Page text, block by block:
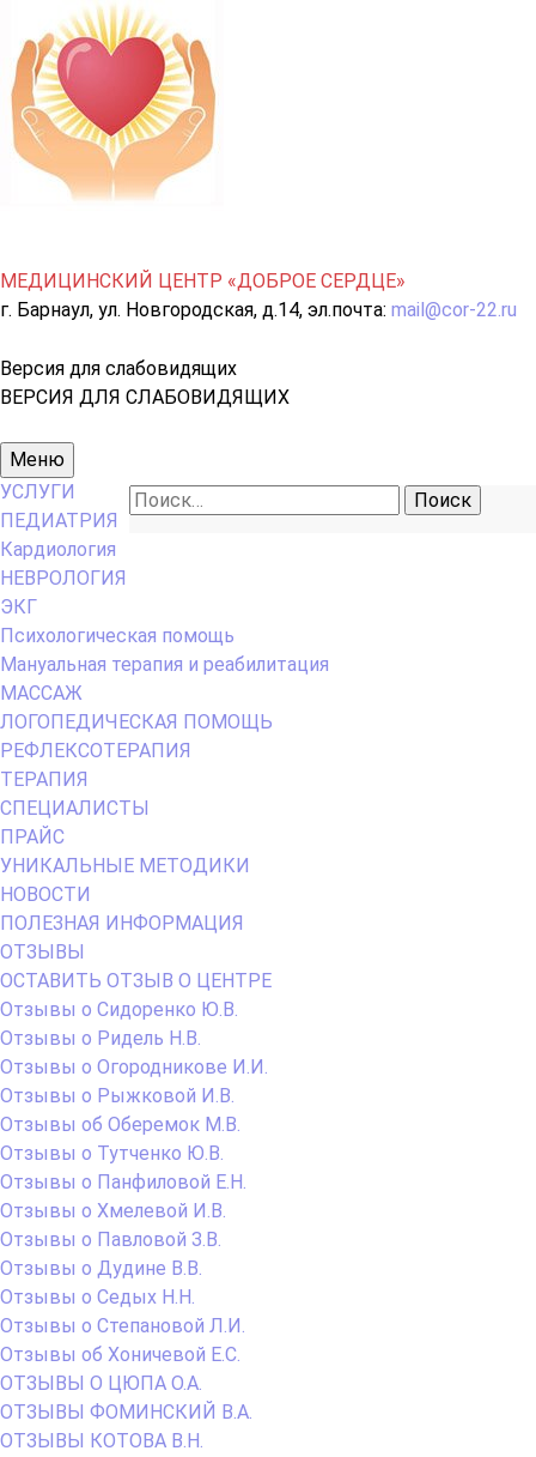
МЕДИЦИНСКИЙ ЦЕНТР «ДОБРОЕ СЕРДЦЕ»
г. Барнаул, ул. Новгородская, д.14, эл.почта: mail@cor-22.ru
Версия для слабовидящих
ВЕРСИЯ ДЛЯ СЛАБОВИДЯЩИХ
Основное
меню
Меню
Найти:
УСЛУГИ
ПЕДИАТРИЯ
Кардиология
НЕВРОЛОГИЯ
ЭКГ
Психологическая помощь
Мануальная терапия и реабилитация
МАССАЖ
ЛОГОПЕДИЧЕСКАЯ ПОМОЩЬ
РЕФЛЕКСОТЕРАПИЯ
ТЕРАПИЯ
СПЕЦИАЛИСТЫ
ПРАЙС
УНИКАЛЬНЫЕ МЕТОДИКИ
НОВОСТИ
ПОЛЕЗНАЯ ИНФОРМАЦИЯ
ОТЗЫВЫ
ОСТАВИТЬ ОТЗЫВ О ЦЕНТРЕ
Отзывы о Сидоренко Ю.В.
Отзывы о Ридель Н.В.
Отзывы о Огородникове И.И.
Отзывы о Рыжковой И.В.
Отзывы об Оберемок М.В.
Отзывы о Тутченко Ю.В.
Отзывы о Панфиловой Е.Н.
Отзывы о Хмелевой И.В.
Отзывы о Павловой З.В.
Отзывы о Дудине В.В.
Отзывы о Седых Н.Н.
Отзывы о Степановой Л.И.
Отзывы об Хоничевой Е.С.
ОТЗЫВЫ О ЦЮПА О.А.
ОТЗЫВЫ ФОМИНСКИЙ В.А.
ОТЗЫВЫ КОТОВА В.Н.